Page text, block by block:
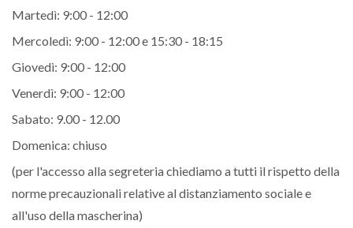
Martedì: 9:00 - 12:00
Mercoledì: 9:00 - 12:00 e 15:30 - 18:15
Giovedì: 9:00 - 12:00
Venerdì: 9:00 - 12:00
Sabato: 9.00 - 12.00
Domenica: chiuso
(per l'accesso alla segreteria chiediamo a tutti il rispetto della
norme precauzionali relative al distanziamento sociale e
all'uso della mascherina)